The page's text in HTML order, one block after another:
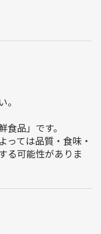
。
品」です。
っては品質・食味・
る可能性がありま